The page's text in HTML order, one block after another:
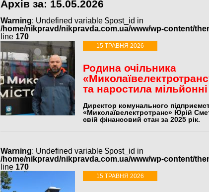
Архів за: 15.05.2026
Warning: Undefined variable $post_id in
/home/nikpravd/nikpravda.com.ua/www/wp-content/
line 170
15 ТРАВНЯ 2026
Родина очільника
та наростила
Директор комунального
«Миколаївелектротранс» Юрій
свій фінансовий стан за 2025 рік.
Warning: Undefined variable $post_id in
/home/nikpravd/nikpravda.com.ua/www/wp-content/
line 170
15 ТРАВНЯ 2026